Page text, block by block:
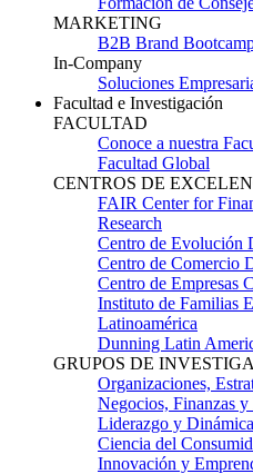
MARKETING
B2B Brand
In-Company
Soluciones
Facultad e Investigación
FACULTAD
Conoce a nuestra
Facultad Global
CENTROS DE
FAIR Center for
Research
Centro de Evolución
Centro de Comercio
Centro de Empresas
Instituto de Familias
Latinoamérica
Dunning Latin
GRUPOS DE
Organizaciones,
Negocios, Finanzas
Liderazgo y
Ciencia del
Innovación y